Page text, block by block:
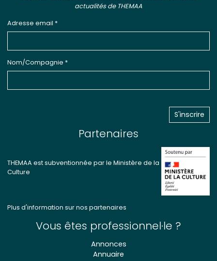
actualités de THEMAA
Adresse email *
Nom/Compagnie *
Partenaires
THEMAA est subventionnée par le Ministère de la
Culture
Plus d'information sur nos partenaires
Vous êtes professionnel·le ?
Annonces
Annuaire